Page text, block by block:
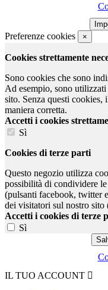
Preferenze cookies ×
Cookies strettamente
Sono cookies che sono
Ad esempio, sono
sito. Senza questi
maniera corretta.
Accetti i cookies
Sì
Cookies di terze parti
Questo negozio utilizza
possibilità di condividere
(pulsanti facebook, twitter
dei visitatori sul nostro
Accetti i cookies di terze
Sì
IL TUO ACCOUNT 